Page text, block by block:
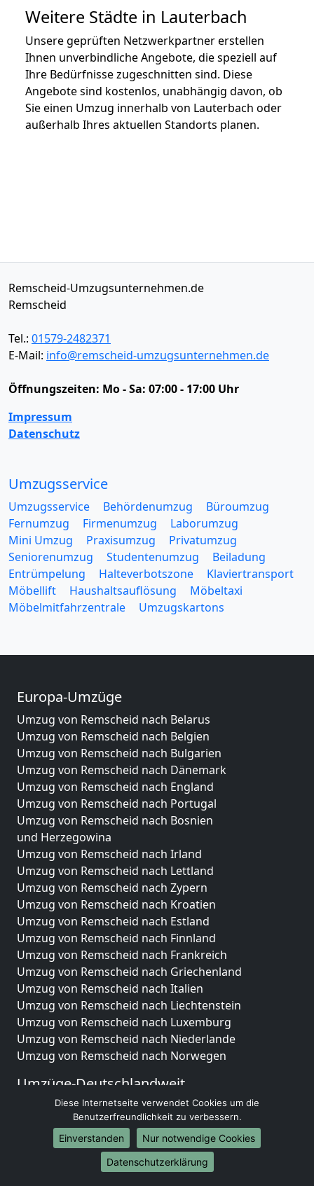
Weitere Städte in Lauterbach
Unsere geprüften Netzwerkpartner erstellen
Ihnen unverbindliche Angebote, die speziell auf
Ihre Bedürfnisse zugeschnitten sind. Diese
Angebote sind kostenlos, unabhängig davon, ob
Sie einen Umzug innerhalb von Lauterbach oder
außerhalb Ihres aktuellen Standorts planen.
Remscheid-Umzugsunternehmen.de
Remscheid
Tel.: 01579-2482371
E-Mail: info@remscheid-umzugsunternehmen.de
Öffnungszeiten: Mo - Sa: 07:00 - 17:00 Uhr
Impressum
Datenschutz
Umzugsservice
Umzugsservice Behördenumzug
Büroumzug
Fernumzug
Firmenumzug
Laborumzug
Mini Umzug
Praxisumzug
Privatumzug
Seniorenumzug
Studentenumzug
Beiladung
Entrümpelung
Halteverbotszone
Klaviertransport
Möbellift
Haushaltsauflösung
Möbeltaxi
Möbelmitfahrzentrale
Umzugskartons
Europa-Umzüge
Umzug von Remscheid nach Belarus
Umzug von Remscheid nach Belgien
Umzug von Remscheid nach Bulgarien
Umzug von Remscheid nach Dänemark
Umzug von Remscheid nach England
Umzug von Remscheid nach Portugal
Umzug von Remscheid nach Bosnien
und Herzegowina
Umzug von Remscheid nach Irland
Umzug von Remscheid nach Lettland
Umzug von Remscheid nach Zypern
Umzug von Remscheid nach Kroatien
Umzug von Remscheid nach Estland
Umzug von Remscheid nach Finnland
Umzug von Remscheid nach Frankreich
Umzug von Remscheid nach Griechenland
Umzug von Remscheid nach Italien
Umzug von Remscheid nach Liechtenstein
Umzug von Remscheid nach Luxemburg
Umzug von Remscheid nach Niederlande
Umzug von Remscheid nach Norwegen
Umzüge-Deutschlandweit
Umzug von Remscheid nach Berlin
Umzug von Remscheid nach Hamburg
Umzug von Remscheid nach München
Umzug von Remscheid nach Köln
Umzug von Remscheid nach Frankfurt am Main
Diese Internetseite verwendet Cookies um die
Benutzerfreundlichkeit zu verbessern.
Einverstanden
Nur notwendige Cookies
Datenschutzerklärung